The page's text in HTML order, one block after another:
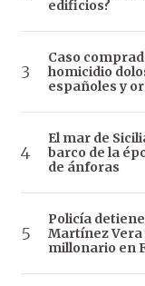
edificios?
Caso
homicidio
españoles y
El mar de
barco de la
de ánforas
Policía
Martínez
millonario en